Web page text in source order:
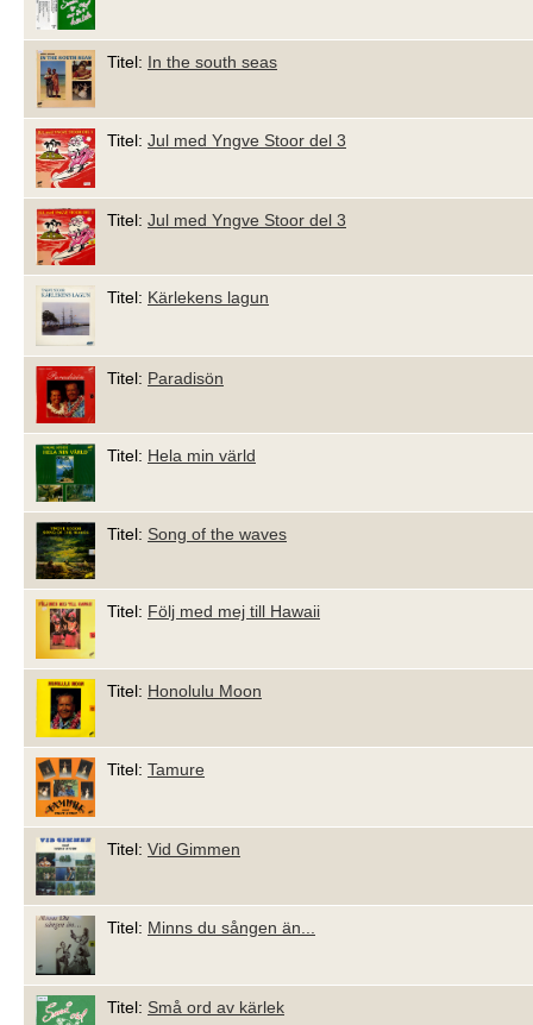
Titel: In the south seas
Titel: Jul med Yngve Stoor del 3
Titel: Jul med Yngve Stoor del 3
Titel: Kärlekens lagun
Titel: Paradisön
Titel: Hela min värld
Titel: Song of the waves
Titel: Följ med mej till Hawaii
Titel: Honolulu Moon
Titel: Tamure
Titel: Vid Gimmen
Titel: Minns du sången än...
Titel: Små ord av kärlek